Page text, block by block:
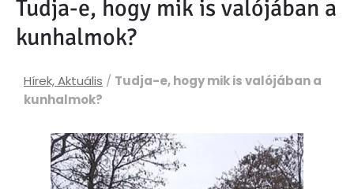
Tudja-e, hogy mik is valójában a
kunhalmok?
Hírek, Aktuális / Tudja-e, hogy mik is valójában a
kunhalmok?